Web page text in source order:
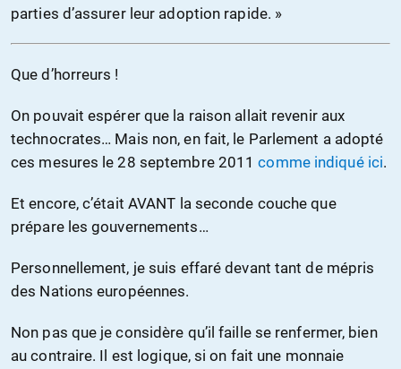
parties d’assurer leur adoption rapide. »
Que d’horreurs !
On pouvait espérer que la raison allait revenir aux
technocrates… Mais non, en fait, le Parlement a adopté
ces mesures le 28 septembre 2011comme indiqué ici.
Et encore, c’était AVANT la seconde couche que
prépare les gouvernements…
Personnellement, je suis effaré devant tant de mépris
des Nations européennes.
Non pas que je considère qu’il faille se renfermer, bien
au contraire. Il est logique, si on fait une monnaie